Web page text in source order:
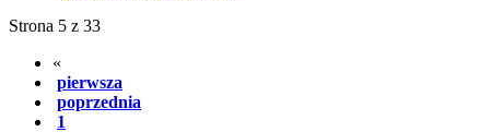
Strona 5 z 33
«
pierwsza
poprzednia
1